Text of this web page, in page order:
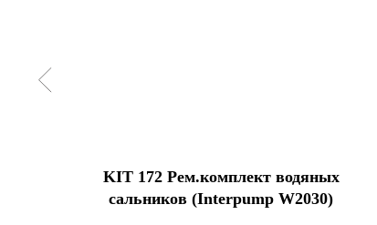
KIT 172 Рем.комплект водяных
сальников (Interpump W2030)